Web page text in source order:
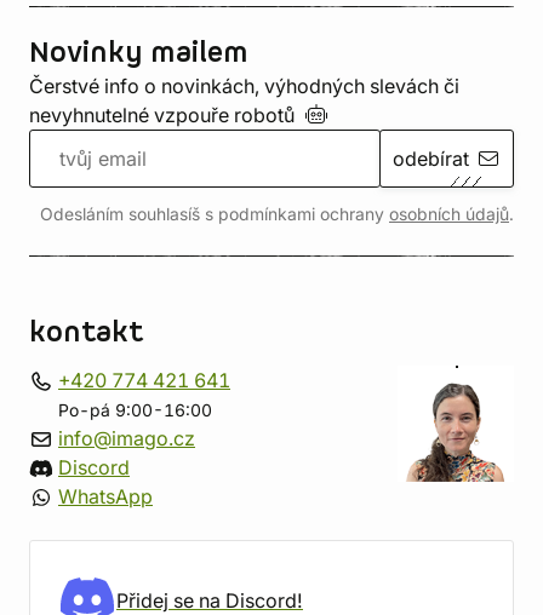
Novinky mailem
Čerstvé info o novinkách, výhodných slevách či
nevyhnutelné vzpouře robotů
odebírat
Odesláním souhlasíš s podmínkami ochrany osobních údajů.
kontakt
+420 774 421 641
Po-pá 9:00-16:00
info@imago.cz
Discord
WhatsApp
Přidej se na Discord!